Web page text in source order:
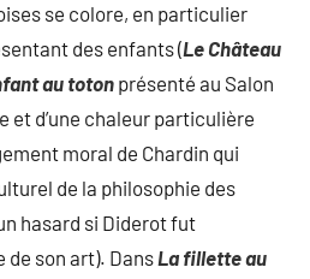
se colore, en particulier
des enfants (Le Château
au toton présenté au Salon
et d’une chaleur particulière
moral de Chardin qui
de la philosophie des
hasard si Diderot fut
son art). DansLa fillette au